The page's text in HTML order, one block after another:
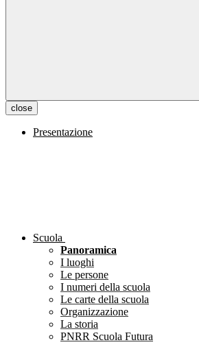
close
Presentazione
Scuola
Panoramica
I luoghi
Le persone
I numeri della scuola
Le carte della scuola
Organizzazione
La storia
PNRR Scuola Futura